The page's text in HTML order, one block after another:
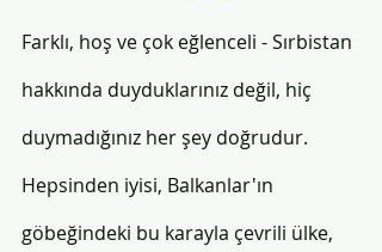
Farklı, hoş ve çok eğlenceli - Sırbistan
hakkında duyduklarınız değil, hiç
duymadığınız her şey doğrudur.
Hepsinden iyisi, Balkanlar'ın
göbeğindeki bu karayla çevrili ülke,